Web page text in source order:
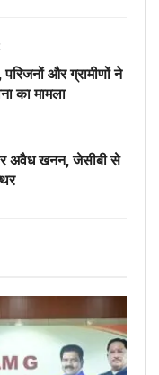
और ग्रामीणों ने
का मामला
अवैध खनन, जेसीबी से